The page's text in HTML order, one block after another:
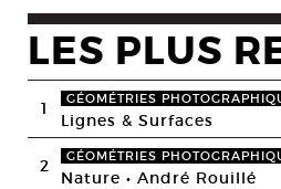
LES PLUS
1 GÉOMÉTRIES
Lignes & Surfaces
2 GÉOMÉTRIES
Nature • André Rouillé